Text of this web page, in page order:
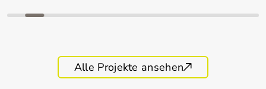
Alle Projekte ansehen